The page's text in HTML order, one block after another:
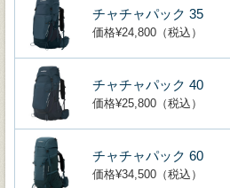
チャチャパック 35
価格¥24,800（税込）
チャチャパック 40
価格¥25,800（税込）
チャチャパック 60
価格¥34,500（税込）